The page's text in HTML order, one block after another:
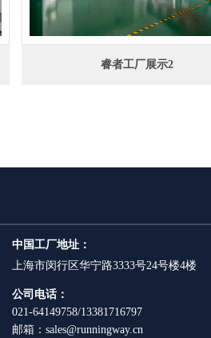
睿者工厂展示2
中国工厂地址：
上海市闵行区华宁路3333号24号楼4楼
公司电话：
021-64149758/13381716797
邮箱：sales@runningway.cn